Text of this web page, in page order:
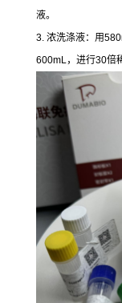
液。
3. 浓洗涤液：用
600mL，进行30倍